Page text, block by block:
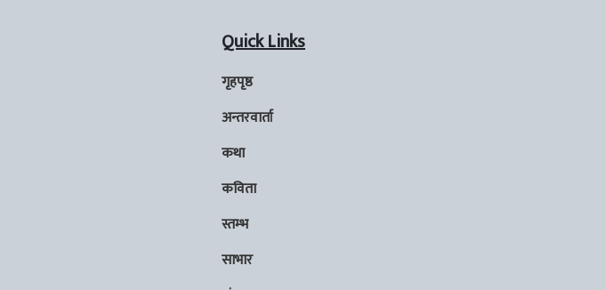
Quick Links
गृहपृष्ठ
अन्तरवार्ता
कथा
कविता
स्तम्भ
साभार